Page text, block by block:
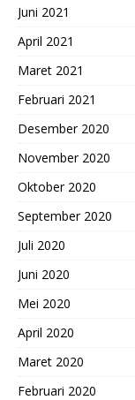
Juni 2021
April 2021
Maret 2021
Februari 2021
Desember 2020
November 2020
Oktober 2020
September 2020
Juli 2020
Juni 2020
Mei 2020
April 2020
Maret 2020
Februari 2020